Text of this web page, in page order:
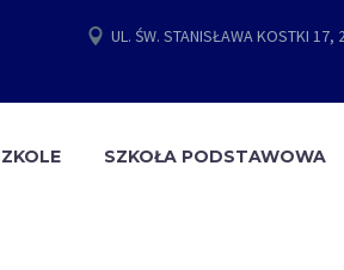
UL. ŚW. STANISŁAWA KOSTKI 17,
SZKOŁA PODSTAWOWA